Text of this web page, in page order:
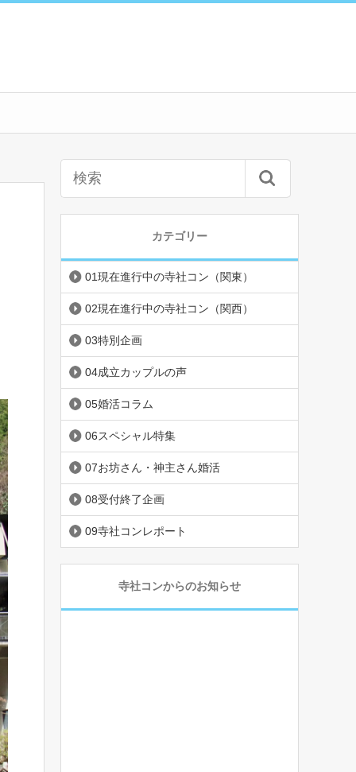
カテゴリー
01現在進行中の寺社コン（関東）
02現在進行中の寺社コン（関西）
03特別企画
04成立カップルの声
05婚活コラム
06スペシャル特集
07お坊さん・神主さん婚活
08受付終了企画
09寺社コンレポート
寺社コンからのお知らせ